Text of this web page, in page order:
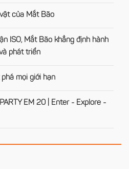
của Mắt Bão
ISO, Mắt Bão khẳng định hành
phát triển
mọi giới hạn
EM 20 | Enter - Explore -